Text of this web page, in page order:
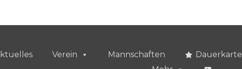
Verein Mannschaften Dauerkarte